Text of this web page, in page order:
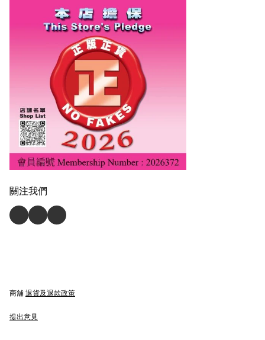
關注我們
商舖 退貨及退款政策
提出意見